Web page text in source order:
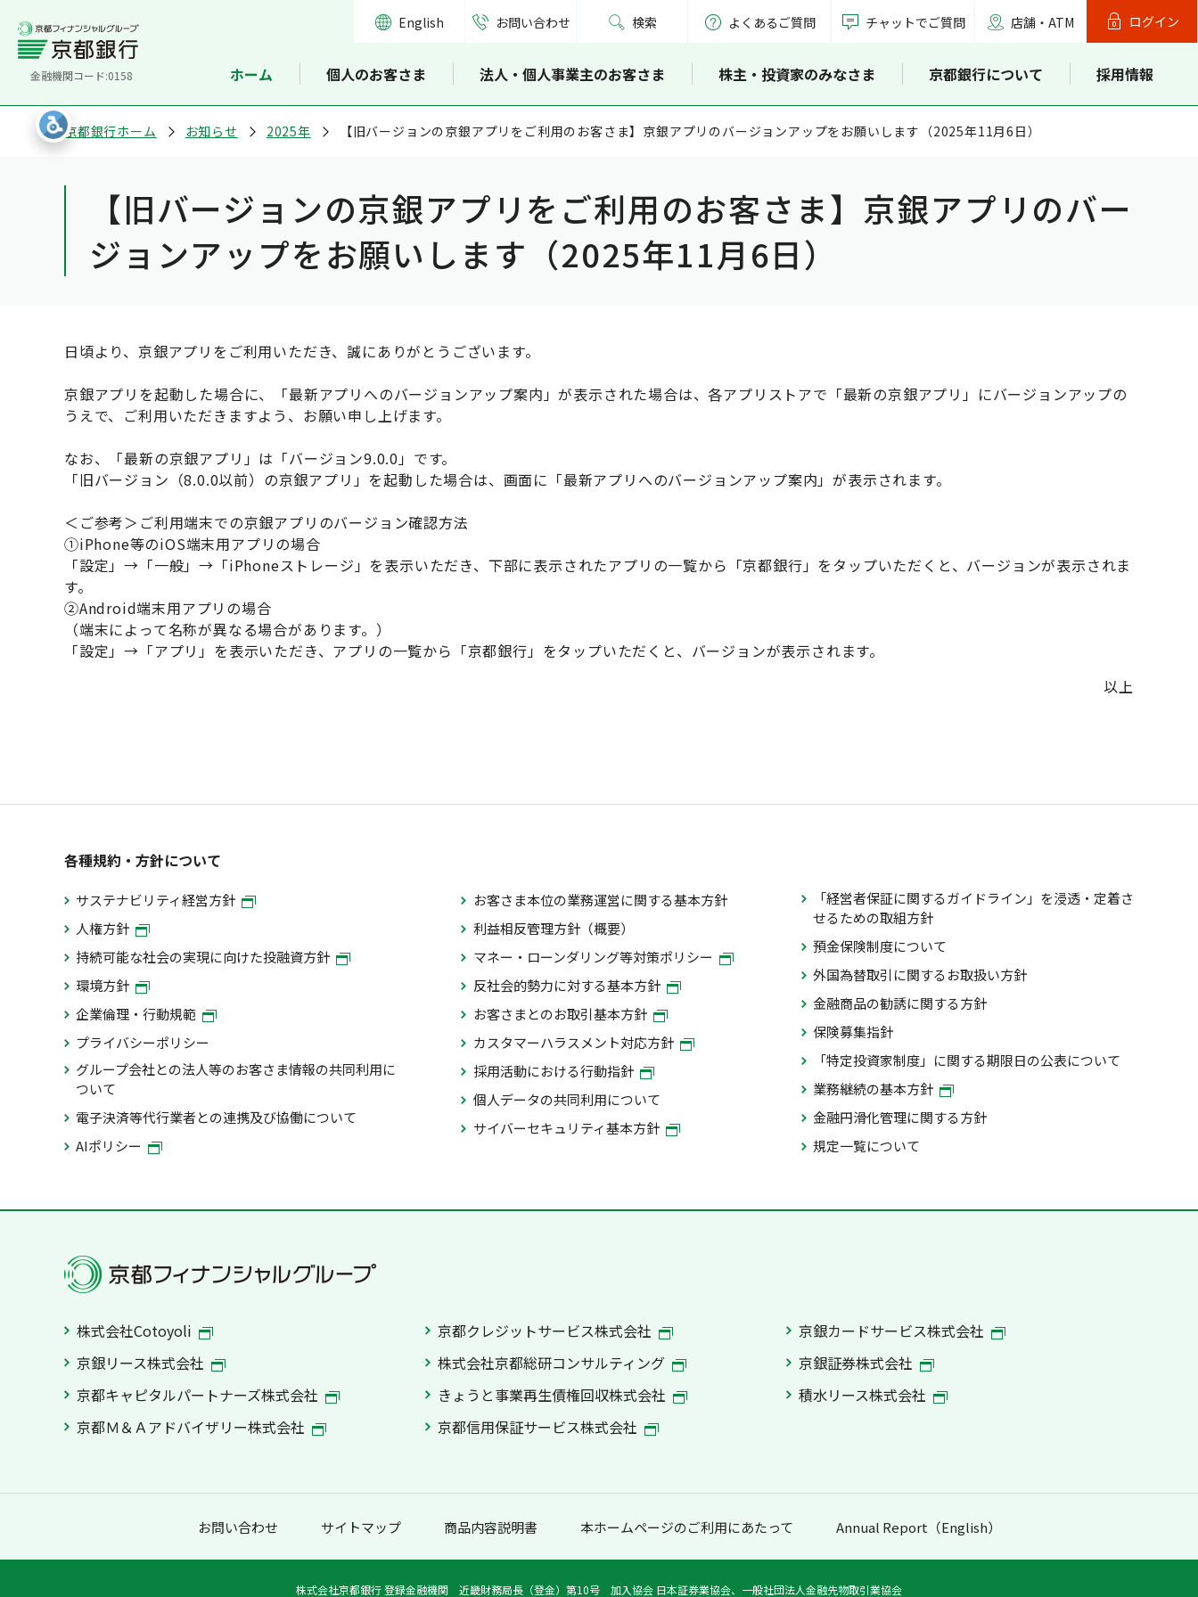
金融機関コード:0158
English お問い合わせ 検索 よくあるご質問 チャットでご質問 店舗・ATM ログイン
ホーム 個人のお客さま 法人・個人事業主のお客さま 株主・投資家のみなさま 京都銀行について 採用情報
京都銀行ホーム お知らせ 2025年 【旧バージョンの京銀アプリをご利用のお客さま】京銀アプリのバージョンアップをお願いします（2025年11月6日）
【旧バージョンの京銀アプリをご利用のお客さま】京銀アプリのバー
ジョンアップをお願いします（2025年11月6日）
日頃より、京銀アプリをご利用いただき、誠にありがとうございます。
京銀アプリを起動した場合に、「最新アプリへのバージョンアップ案内」が表示された場合は、各アプリストアで「最新の京銀アプリ」にバージョンアップの
うえで、ご利用いただきますよう、お願い申し上げます。
なお、「最新の京銀アプリ」は「バージョン9.0.0」です。
「旧バージョン（8.0.0以前）の京銀アプリ」を起動した場合は、画面に「最新アプリへのバージョンアップ案内」が表示されます。
＜ご参考＞ご利用端末での京銀アプリのバージョン確認方法
①iPhone等のiOS端末用アプリの場合
「設定」→「一般」→「iPhoneストレージ」を表示いただき、下部に表示されたアプリの一覧から「京都銀行」をタップいただくと、バージョンが表示されま
す。
②Android端末用アプリの場合
（端末によって名称が異なる場合があります。）
「設定」→「アプリ」を表示いただき、アプリの一覧から「京都銀行」をタップいただくと、バージョンが表示されます。
以上
各種規約・方針について
サステナビリティ経営方針
人権方針
持続可能な社会の実現に向けた投融資方針
環境方針
企業倫理・行動規範
プライバシーポリシー
グループ会社との法人等のお客さま情報の共同利用に
ついて
電子決済等代行業者との連携及び協働について
AIポリシー
お客さま本位の業務運営に関する基本方針
利益相反管理方針（概要）
マネー・ローンダリング等対策ポリシー
反社会的勢力に対する基本方針
お客さまとのお取引基本方針
カスタマーハラスメント対応方針
採用活動における行動指針
個人データの共同利用について
サイバーセキュリティ基本方針
「経営者保証に関するガイドライン」を浸透・定着さ
せるための取組方針
預金保険制度について
外国為替取引に関するお取扱い方針
金融商品の勧誘に関する方針
保険募集指針
「特定投資家制度」に関する期限日の公表について
業務継続の基本方針
金融円滑化管理に関する方針
規定一覧について
株式会社Cotoyoli 京都クレジットサービス株式会社
京銀カードサービス株式会社
京銀リース株式会社
株式会社京都総研コンサルティング
京銀証券株式会社
京都キャピタルパートナーズ株式会社
きょうと事業再生債権回収株式会社
積水リース株式会社
京都Ｍ＆Ａアドバイザリー株式会社
京都信用保証サービス株式会社
お問い合わせ サイトマップ 商品内容説明書 本ホームページのご利用にあたって Annual Report（English）
株式会社京都銀行 登録金融機関 近畿財務局長（登金）第10号 加入協会 日本証券業協会、一般社団法人金融先物取引業協会